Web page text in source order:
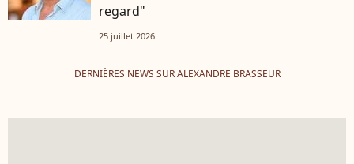
regard"
25 juillet 2026
DERNIÈRES NEWS SUR ALEXANDRE BRASSEUR